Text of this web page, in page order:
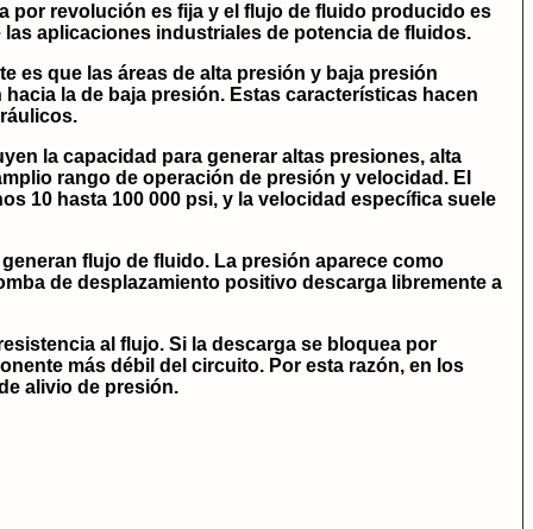
por revolución es fija y el flujo de fluido producido es
aplicaciones industriales de potencia de fluidos.
es que las áreas de alta presión y baja presión
la de baja presión. Estas características hacen
la capacidad para generar altas presiones, alta
rango de operación de presión y velocidad. El
10 hasta 100 000 psi, y la velocidad específica suele
flujo de fluido. La presión aparece como
de desplazamiento positivo descarga libremente a
al flujo. Si la descarga se bloquea por
más débil del circuito. Por esta razón, en los
alivio de presión.